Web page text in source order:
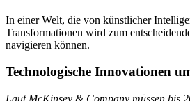
In einer Welt, die von künstlicher
Transformationen wird zum
navigieren können.
Technologische Innovationen
Laut McKinsey & Company müssen bis